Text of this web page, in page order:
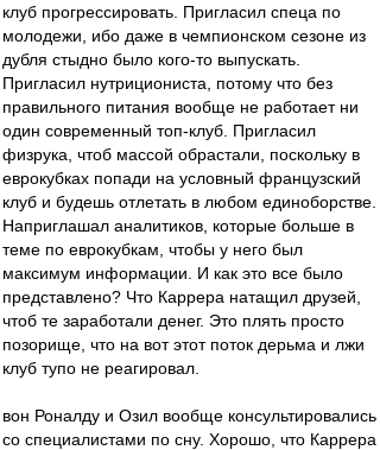
клуб прогрессировать. Пригласил спеца по
молодежи, ибо даже в чемпионском сезоне из
дубля стыдно было кого-то выпускать.
Пригласил нутрициониста, потому что без
правильного питания вообще не работает ни
один современный топ-клуб. Пригласил
физрука, чтоб массой обрастали, поскольку в
еврокубках попади на условный французский
клуб и будешь отлетать в любом единоборстве.
Наприглашал аналитиков, которые больше в
теме по еврокубкам, чтобы у него был
максимум информации. И как это все было
представлено? Что Каррера натащил друзей,
чтоб те заработали денег. Это плять просто
позорище, что на вот этот поток дерьма и лжи
клуб тупо не реагировал.
вон Роналду и Озил вообще консультировались
со специалистами по сну. Хорошо, что Каррера